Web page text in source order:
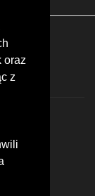
oraz
z